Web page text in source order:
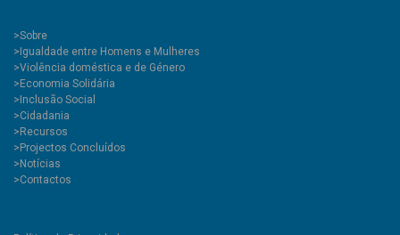
>Sobre
>Igualdade entre Homens e Mulheres
>Violência doméstica e de Género
>Economia Solidária
>Inclusão Social
>Cidadania
>Recursos
>Projectos Concluídos
>Notícias
>Contactos